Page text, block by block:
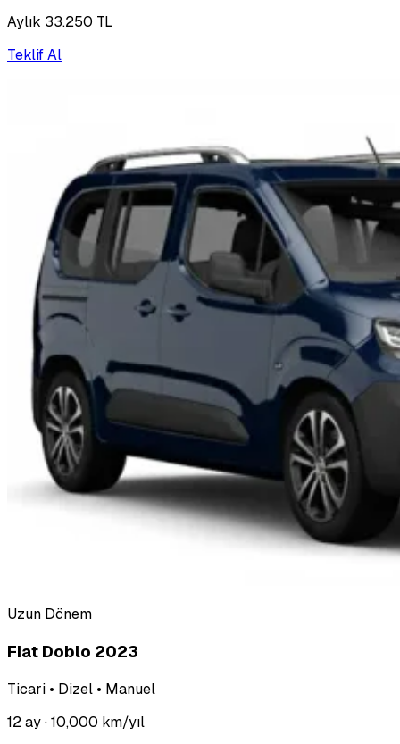
Aylık 33.250 TL
Teklif Al
Uzun Dönem
Fiat Doblo 2023
Ticari • Dizel • Manuel
12 ay· 10,000 km/yıl